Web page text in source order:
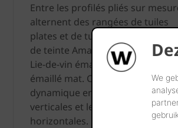
We
Entre les profilés pliés sur
alternent des rangées de tuiles
plates et de tuiles plates élargies
de teinte Amarante, Brun
Lie-de-vin émaillé et Gris ardoisé
émaillé mat. Créant ainsi une
dynamique entre le jeu de lignes
verticales et le jeu de couleurs
horizontales.